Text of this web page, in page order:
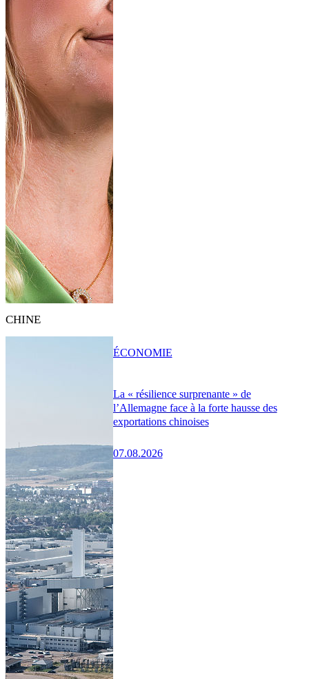
CHINE
La « résilience surprenante » de
l’Allemagne face à la forte hausse des
exportations chinoises
07.08.2026
ÉCONOMIE